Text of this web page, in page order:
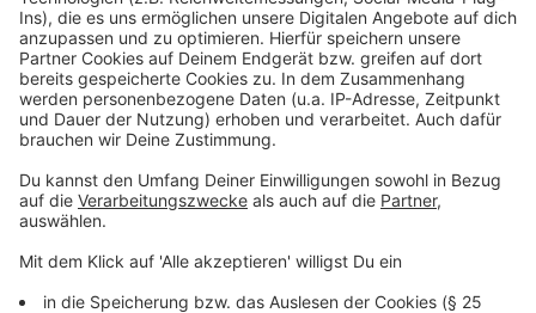
Gesundheit haben wird, sind enorm, sagt der Arzt. Die
ersten Auswirkungen zeigen sich schon jetzt.
Weiterlesen, Beitrag hören und Video sehen
Anzeige
Der Landwirt
Anzeige